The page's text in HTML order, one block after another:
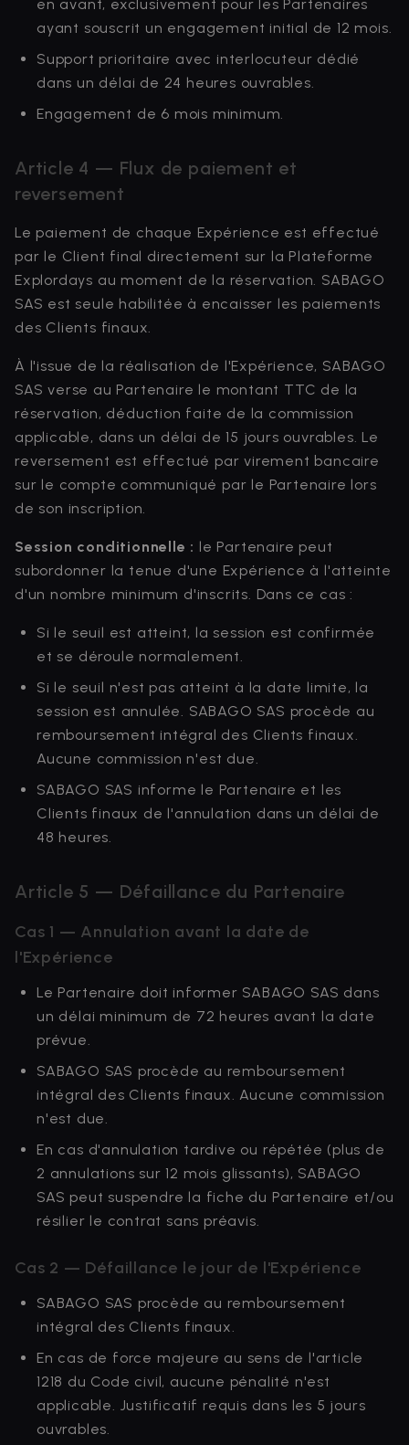
en avant, exclusivement pour les Partenaires
ayant souscrit un engagement initial de 12 mois.
Support prioritaire avec interlocuteur dédié
dans un délai de 24 heures ouvrables.
Engagement de 6 mois minimum.
Article 4 — Flux de paiement et
reversement
Le paiement de chaque Expérience est effectué
par le Client final directement sur la Plateforme
Explordays au moment de la réservation. SABAGO
SAS est seule habilitée à encaisser les paiements
des Clients finaux.
À l'issue de la réalisation de l'Expérience, SABAGO
SAS verse au Partenaire le montant TTC de la
réservation, déduction faite de la commission
applicable, dans un délai de 15 jours ouvrables. Le
reversement est effectué par virement bancaire
sur le compte communiqué par le Partenaire lors
de son inscription.
Session conditionnelle : le Partenaire peut
subordonner la tenue d'une Expérience à l'atteinte
d'un nombre minimum d'inscrits. Dans ce cas :
Si le seuil est atteint, la session est confirmée
et se déroule normalement.
Si le seuil n'est pas atteint à la date limite, la
session est annulée. SABAGO SAS procède au
remboursement intégral des Clients finaux.
Aucune commission n'est due.
SABAGO SAS informe le Partenaire et les
Clients finaux de l'annulation dans un délai de
48 heures.
Article 5 — Défaillance du Partenaire
Cas 1 — Annulation avant la date de
l'Expérience
Le Partenaire doit informer SABAGO SAS dans
un délai minimum de 72 heures avant la date
prévue.
SABAGO SAS procède au remboursement
intégral des Clients finaux. Aucune commission
n'est due.
En cas d'annulation tardive ou répétée (plus de
2 annulations sur 12 mois glissants), SABAGO
SAS peut suspendre la fiche du Partenaire et/ou
résilier le contrat sans préavis.
Cas 2 — Défaillance le jour de l'Expérience
SABAGO SAS procède au remboursement
intégral des Clients finaux.
En cas de force majeure au sens de l'article
1218 du Code civil, aucune pénalité n'est
applicable. Justificatif requis dans les 5 jours
ouvrables.